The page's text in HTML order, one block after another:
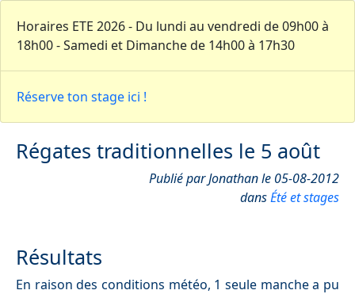
Horaires ETE 2026 - Du lundi au vendredi de 09h00 à
18h00 - Samedi et Dimanche de 14h00 à 17h30
Réserve ton stage ici !
Régates traditionnelles le 5 août
Publié par Jonathan le 05-08-2012
dansÉté et stages
Résultats
En raison des conditions météo, 1 seule manche a pu